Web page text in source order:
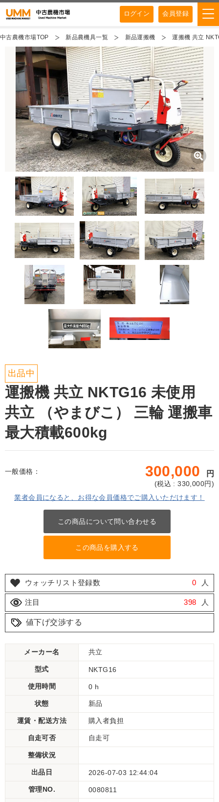
ログイン 会員登録
中古農機市場TOP 新品農機具一覧 新品運搬機 運搬機 共立
出品中
運搬機 共立 NKTG16 未使用
共立 （やまびこ） 三輪 運搬車
最大積載600kg
一般価格： 300,000 円
(税込 : 330,000円)
業者会員になると、お得な会員価格でご購入いただけます！
この商品について問い合わせる
この商品を購入する
ウォッチリスト登録数 0 人
注目 398 人
値下げ交渉する
メーカー名 共立
型式 NKTG16
使用時間 0 h
状態 新品
運賃・配送方法 購入者負担
自走可否 自走可
整備状況
出品日 2026-07-03 12:44:04
管理NO. 0080811